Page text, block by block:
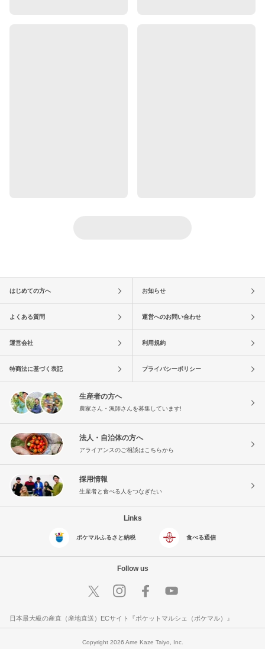
はじめての方へ お知らせ
よくある質問 運営へのお問い合わせ
運営会社 利用規約
特商法に基づく表記 プライバシーポリシー
生産者の方へ
農家さん・漁師さんを募集しています!
法人・自治体の方へ
アライアンスのご相談はこちらから
採用情報
生産者と食べる人をつなぎたい
Links
ポケマルふるさと納税 食べる通信
Follow us
日本最大級の産直（産地直送）ECサイト『ポケットマルシェ（ポケマル）』
Copyright 2026 Ame Kaze Taiyo, Inc.